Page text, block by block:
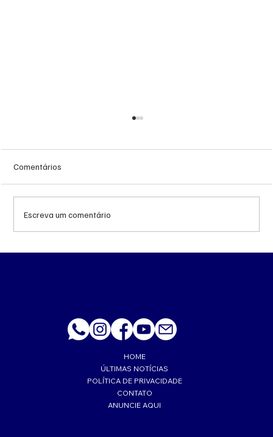
Comentários
Escreva um comentário
HOME
ÚLTIMAS NOTÍCIAS
POLÍTICA DE PRIVACIDADE
CONTATO
ANUNCIE AQUI